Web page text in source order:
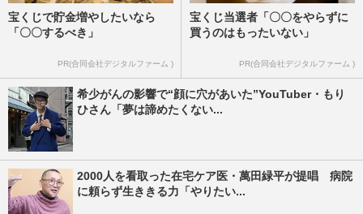
宝くじで貯金増やしたいなら
「〇〇するべき」
PR(合同会社デジタルファーム )
宝くじ当選者「〇〇をやらずに
買うのはもったいない」
PR(合同会社デジタルファーム )
希少がんの影響で“顔に穴があいた”YouTuber・もり
ひさん「夢は諦めたくない...
2000人を看取った在宅ケア医・萬田緑平が提唱 病院
に頼らず生ききる力「やりたい...